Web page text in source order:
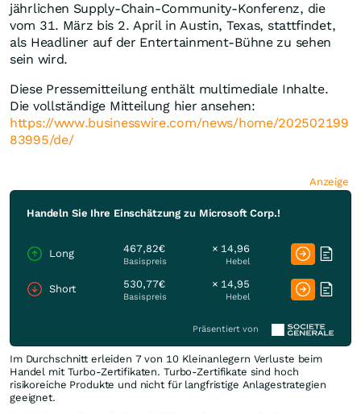
jährlichen Supply-Chain-Community-Konferenz, die
vom 31. März bis 2. April in Austin, Texas, stattfindet,
als Headliner auf der Entertainment-Bühne zu sehen
sein wird.
Diese Pressemitteilung enthält multimediale Inhalte.
Die vollständige Mitteilung hier ansehen:
https://www.businesswire.com/news/home/202502199
83995/de/
Anzeige
Handeln Sie Ihre Einschätzung zu Microsoft Corp.!
Long 467,82€
Basispreis
× 14,96
Hebel
Short 530,77€
Basispreis
× 14,95
Hebel
Präsentiert von
Im Durchschnitt erleiden 7 von 10 Kleinanlegern Verluste beim
Handel mit Turbo-Zertifikaten. Turbo-Zertifikate sind hoch
risikoreiche Produkte und nicht für langfristige Anlagestrategien
geeignet.